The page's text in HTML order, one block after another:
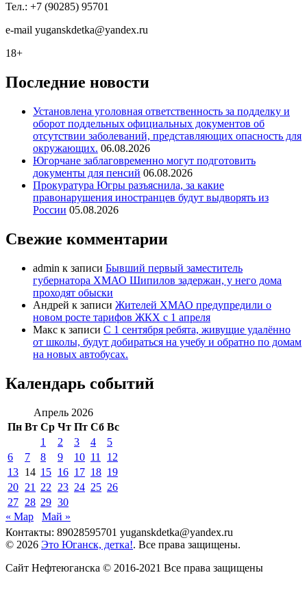
Тел.: +7 (90285) 95701
e-mail yuganskdetka@yandex.ru
18+
Последние новости
Установлена уголовная ответственность за подделку и
оборот поддельных официальных документов об
отсутствии заболеваний, представляющих опасность для
окружающих. 06.08.2026
Югорчане заблаговременно могут подготовить
документы для пенсий 06.08.2026
Прокуратура Югры разъяснила, за какие
правонарушения иностранцев будут выдворять из
России 05.08.2026
Свежие комментарии
admin к записи Бывший первый заместитель
губернатора ХМАО Шипилов задержан, у него дома
проходят обыски
Андрей к записи Жителей ХМАО предупредили о
новом росте тарифов ЖКХ с 1 апреля
Макс к записи С 1 сентября ребята, живущие удалённо
от школы, будут добираться на учебу и обратно по домам
на новых автобусах.
Календарь событий
Апрель 2026
Пн Вт Ср Чт Пт Сб Вс
1
2 3 4
5
6
7 8 9 10 11
12
13 14 15 16 17 18 19
20 21 22 23 24 25 26
27 28 29 30
« Мар
Май »
Контакты: 89028595701 yuganskdetka@yandex.ru
© 2026 Это Юганск, детка!. Все права защищены.
Сайт Нефтеюганска © 2016-2021 Все права защищены